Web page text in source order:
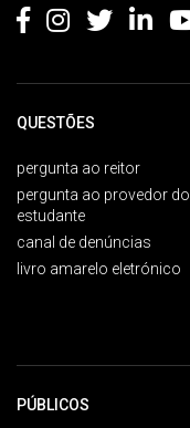
QUESTÕES
pergunta ao reitor
pergunta ao provedor do
estudante
canal de denúncias
livro amarelo eletrónico
PÚBLICOS